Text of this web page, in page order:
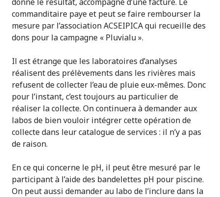
commanditaire paye et peut se faire rembourser la
mesure par l’association ACSEIPICA qui recueille des
dons pour la campagne « Pluvialu ».
Il est étrange que les laboratoires d’analyses
réalisent des prélèvements dans les rivières mais
refusent de collecter l’eau de pluie eux-mêmes. Donc
pour l’instant, c’est toujours au particulier de
réaliser la collecte. On continuera à demander aux
labos de bien vouloir intégrer cette opération de
collecte dans leur catalogue de services : il n’y a pas
de raison.
En ce qui concerne le pH, il peut être mesuré par le
participant à l’aide des bandelettes pH pour piscine.
On peut aussi demander au labo de l’inclure dans la